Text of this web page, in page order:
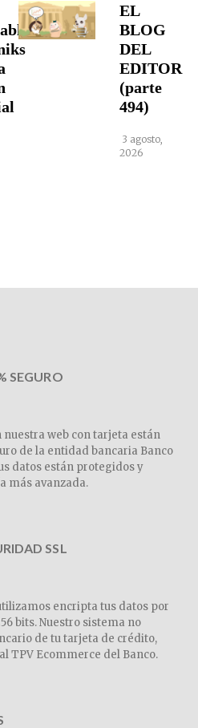
EL
BLOG
DEL
EDITOR
(parte
494)
3 agosto,
2026
SEGURO
web con tarjeta están
de la entidad bancaria Banco
datos están protegidos y
más avanzada.
SSL
encripta tus datos por
bits. Nuestro sistema no
de tu tarjeta de crédito,
TPV Ecommerce del Banco.